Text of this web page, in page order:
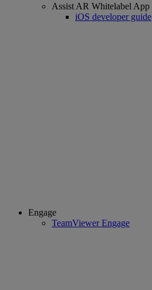
Assist AR Whitelabel App
iOS developer guide
Engage
TeamViewer Engage